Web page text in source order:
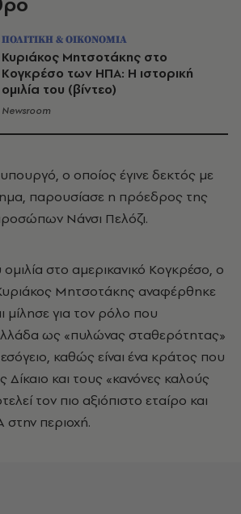
ΠΟΛΙΤΙΚΗ & ΟΙΚΟΝΟΜΙΑ
Κυριάκος Μητσοτάκης στο
Κογκρέσο των ΗΠΑ: Η ιστορική
ομιλία του (βίντεο)
Newsroom
ο οποίος έγινε δεκτός με
παρουσίασε η πρόεδρος της
Νάνσι Πελόζι.
ομιλία στο αμερικανικό Κογκρέσο, ο
Μητσοτάκης αναφέρθηκε
μίλησε για τον ρόλο που
ως «πυλώνας σταθερότητας»
καθώς είναι ένα κράτος που
Δίκαιο και τους «κανόνες καλούς
τον πιο αξιόπιστο εταίρο και
περιοχή.